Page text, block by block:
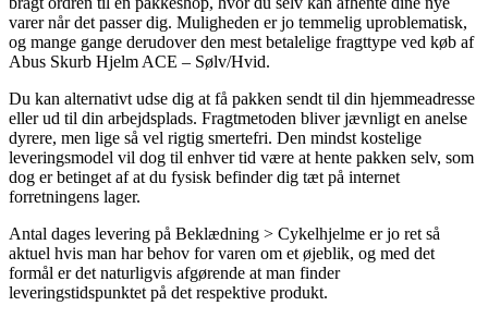
varer når det passer dig. Muligheden er jo temmelig uproblematisk,
og mange gange derudover den mest betalelige fragttype ved køb af
Abus Skurb Hjelm ACE – Sølv/Hvid.
Du kan alternativt udse dig at få pakken sendt til din hjemmeadresse
eller ud til din arbejdsplads. Fragtmetoden bliver jævnligt en anelse
dyrere, men lige så vel rigtig smertefri. Den mindst kostelige
leveringsmodel vil dog til enhver tid være at hente pakken selv, som
dog er betinget af at du fysisk befinder dig tæt på internet
forretningens lager.
Antal dages levering på Beklædning > Cykelhjelme er jo ret så
aktuel hvis man har behov for varen om et øjeblik, og med det
formål er det naturligvis afgørende at man finder
leveringstidspunktet på det respektive produkt.